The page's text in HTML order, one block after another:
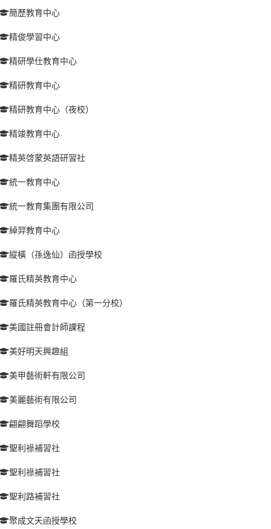
簡歷教育中心
精俊學習中心
精研學仕教育中心
精研教育中心
精研教育中心（夜校）
精竣教育中心
精英啓蒙英語研習社
統一教育中心
統一教育集團有限公司
綽羿教育中心
縱橫（孫逸仙）函授學校
羅氏精英教育中心
羅氏精英教育中心（第一分校）
美國註冊會計師課程
美好明天興趣組
美甲藝術軒有限公司
美麗藝術有限公司
翩翩舞蹈學校
聖利祿補習社
聖利祿補習社
聖利路補習社
聚成文天函授學校